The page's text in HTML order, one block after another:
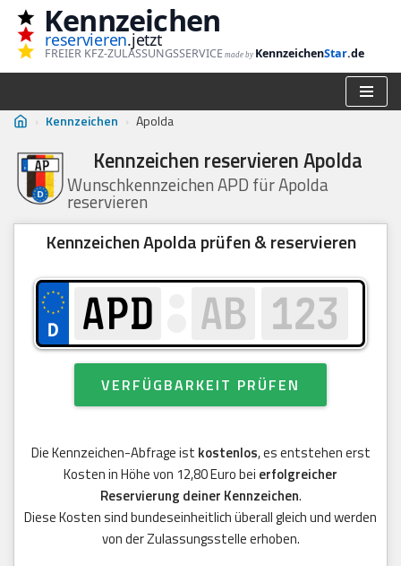
Zum
Inhalt
Kennzeichen
reservieren.jetzt
FREIER KFZ-ZULASSUNGSSERVICE made by KennzeichenStar.de
› Kennzeichen › Apolda
Kennzeichen reservieren Apolda
Wunschkennzeichen APD für Apolda
reservieren
Kennzeichen Apolda prüfen & reservieren
VERFÜGBARKEIT PRÜFEN
Die Kennzeichen-Abfrage ist kostenlos, es entstehen erst
Kosten in Höhe von 12,80 Euro bei erfolgreicher
Reservierung deiner Kennzeichen.
Diese Kosten sind bundeseinheitlich überall gleich und werden
von der Zulassungsstelle erhoben.